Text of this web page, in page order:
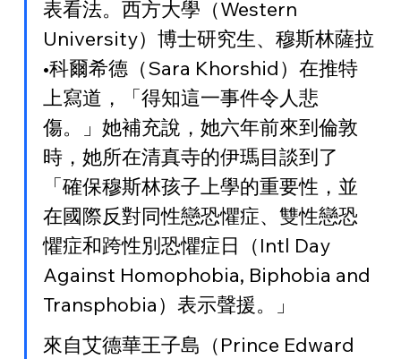
表看法。西方大學（Western
University）博士研究生、穆斯林薩拉
•科爾希德（Sara Khorshid）在推特
上寫道，「得知這一事件令人悲
傷。」她補充說，她六年前來到倫敦
時，她所在清真寺的伊瑪目談到了
「確保穆斯林孩子上學的重要性，並
在國際反對同性戀恐懼症、雙性戀恐
懼症和跨性別恐懼症日（Intl Day
Against Homophobia, Biphobia and
Transphobia）表示聲援。」
來自艾德華王子島（Prince Edward